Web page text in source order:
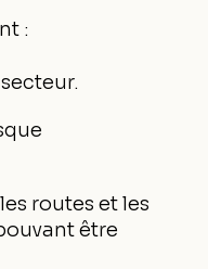
:
routes et les
être